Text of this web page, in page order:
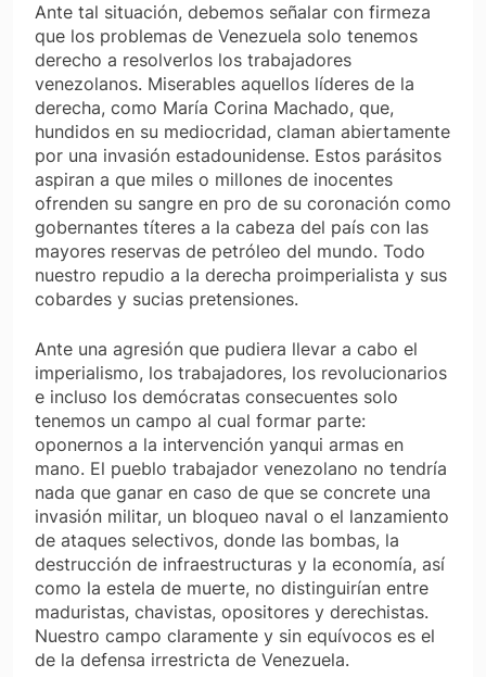
Ante tal situación, debemos señalar con firmeza
que los problemas de Venezuela solo tenemos
derecho a resolverlos los trabajadores
venezolanos. Miserables aquellos líderes de la
derecha, como María Corina Machado, que,
hundidos en su mediocridad, claman abiertamente
por una invasión estadounidense. Estos parásitos
aspiran a que miles o millones de inocentes
ofrenden su sangre en pro de su coronación como
gobernantes títeres a la cabeza del país con las
mayores reservas de petróleo del mundo. Todo
nuestro repudio a la derecha proimperialista y sus
cobardes y sucias pretensiones.
Ante una agresión que pudiera llevar a cabo el
imperialismo, los trabajadores, los revolucionarios
e incluso los demócratas consecuentes solo
tenemos un campo al cual formar parte:
oponernos a la intervención yanqui armas en
mano. El pueblo trabajador venezolano no tendría
nada que ganar en caso de que se concrete una
invasión militar, un bloqueo naval o el lanzamiento
de ataques selectivos, donde las bombas, la
destrucción de infraestructuras y la economía, así
como la estela de muerte, no distinguirían entre
maduristas, chavistas, opositores y derechistas.
Nuestro campo claramente y sin equívocos es el
de la defensa irrestricta de Venezuela.